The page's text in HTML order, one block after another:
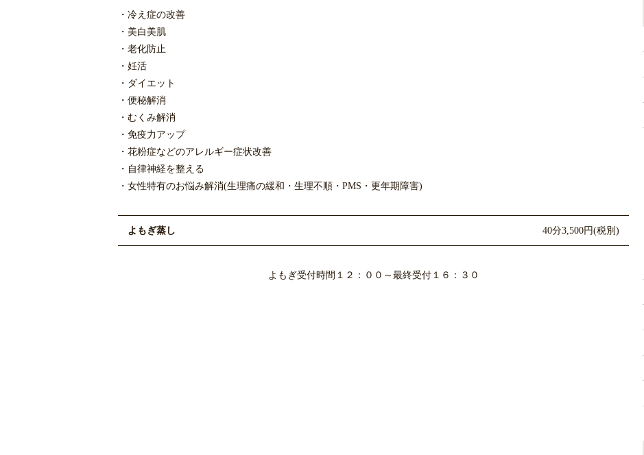
・冷え症の改善
・美白美肌
・老化防止
・妊活
・ダイエット
・便秘解消
・むくみ解消
・免疫力アップ
・花粉症などのアレルギー症状改善
・自律神経を整える
・女性特有のお悩み解消(生理痛の緩和・生理不順・PMS・更年期障害)
よもぎ蒸し 40分3,500円(税別)
よもぎ受付時間１２：００～最終受付１６：３０